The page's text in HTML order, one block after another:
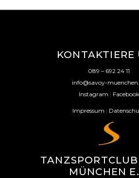
KONTAKTIERE
089 – 692 24 11
info@savoy-
Instagram | Facebook
Impressum |
MÜNCHEN